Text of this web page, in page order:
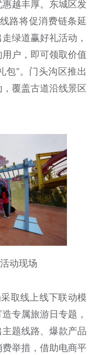
越丰厚。东城区发
路将促消费链条延
绿道赢好礼活动，
户，即可领取价值
包”。门头沟区推出
覆盖古道沿线景区
动现场
取线上线下联动模
专属旅游日专题，
题线路、爆款产品
举措，借助电商平